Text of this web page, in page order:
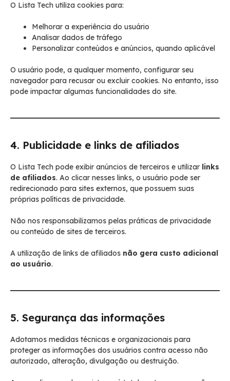
O Lista Tech utiliza cookies para:
Melhorar a experiência do usuário
Analisar dados de tráfego
Personalizar conteúdos e anúncios, quando aplicável
O usuário pode, a qualquer momento, configurar seu
navegador para recusar ou excluir cookies. No entanto, isso
pode impactar algumas funcionalidades do site.
4. Publicidade e links de afiliados
O Lista Tech pode exibir anúncios de terceiros e utilizar links
de afiliados. Ao clicar nesses links, o usuário pode ser
redirecionado para sites externos, que possuem suas
próprias políticas de privacidade.
Não nos responsabilizamos pelas práticas de privacidade
ou conteúdo de sites de terceiros.
A utilização de links de afiliados não gera custo adicional
ao usuário.
5. Segurança das informações
Adotamos medidas técnicas e organizacionais para
proteger as informações dos usuários contra acesso não
autorizado, alteração, divulgação ou destruição.